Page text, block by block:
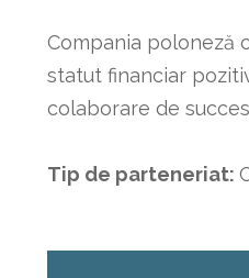
Compania poloneză
statut financiar
colaborare de
Tip de parteneriat: